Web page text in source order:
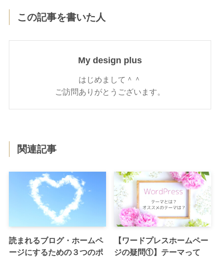
この記事を書いた人
My design plus
はじめまして＾＾
ご訪問ありがとうございます。
関連記事
読まれるブログ・ホームペ
ージにするための３つのポ
【ワードプレスホームペー
ジの疑問①】テーマって